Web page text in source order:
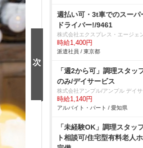
週払い可・3t車でのスーパ
ドライバー!/9461
株式会社エクスプレス・エージェ
時給1,400円
派遣社員 / 東京都
「週2から可」調理スタッ
のみ/デイサービス
株式会社アンプル/アンプル デイ
時給1,140円
アルバイト・パート / 愛知県
「未経験OK」調理スタッ
ト相談可/住宅型有料老人